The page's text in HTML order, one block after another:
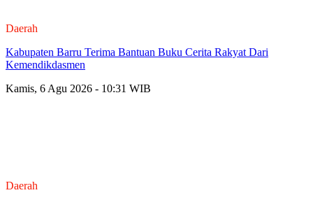
Daerah
Kabupaten Barru Terima Bantuan Buku Cerita Rakyat Dari
Kemendikdasmen
Kamis, 6 Agu 2026 - 10:31 WIB
Daerah